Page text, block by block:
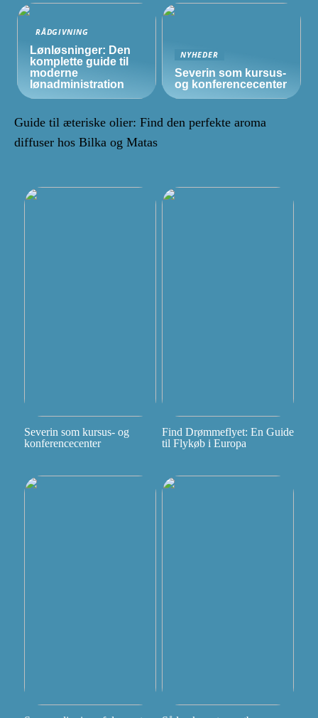
RÅDGIVNING
Lønløsninger: Den
komplette guide til
moderne
lønadministration
NYHEDER
Severin som kursus-
og konferencecenter
Guide til æteriske olier: Find den perfekte aroma
diffuser hos Bilka og Matas
Severin som kursus- og
konferencecenter
Find Drømmeflyet: En Guide
til Flykøb i Europa